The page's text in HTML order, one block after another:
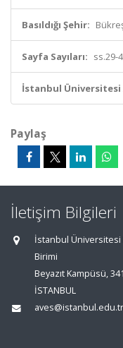
Basıldığı Şehir:
Sayfa Sayıları: ss.29-
İstanbul Üniversitesi
Paylaş
İletişim Bilgileri
İstanbul Üniversitesi
Birimi
Beyazıt Kampüsü,
İSTANBUL
aves@istanbul.edu.tr